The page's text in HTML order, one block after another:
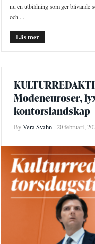
nu en utbildning som ger blivande
och ...
Läs mer
Modeneuroser,
kontorslandskap
ByVera Svahn 20 februari,